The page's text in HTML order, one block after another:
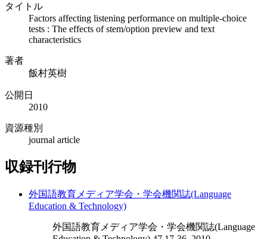
タイトル
Factors affecting listening performance on multiple-choice
tests : The effects of stem/option preview and text
characteristics
著者
飯村英樹
公開日
2010
資源種別
journal article
収録刊行物
外国語教育メディア学会・学会機関誌(Language
Education & Technology)
外国語教育メディア学会・学会機関誌(Language